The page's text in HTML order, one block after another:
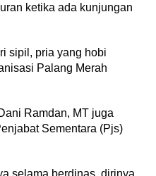
ketika ada kunjungan
sipil, pria yang hobi
Palang Merah
Ramdan, MT juga
Sementara (Pjs)
selama berdinas, dirinya